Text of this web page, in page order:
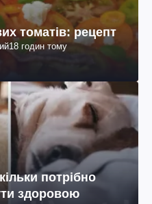
томатів: рецепт
18 годин тому
потрібно
здоровою